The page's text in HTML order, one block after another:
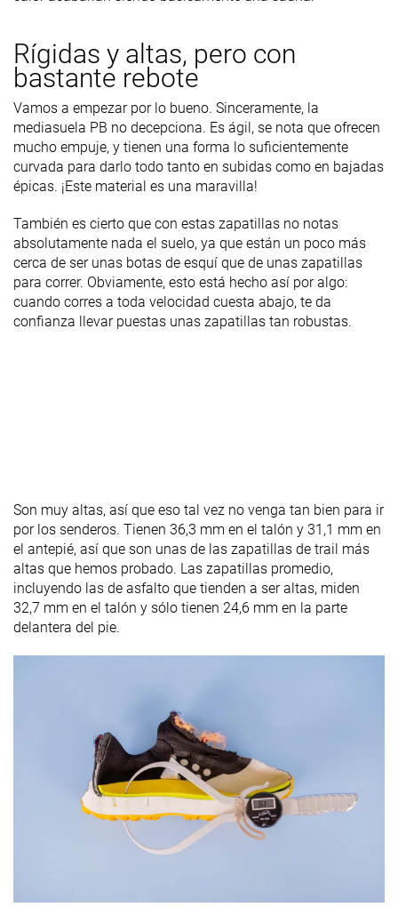
Rígidas y altas, pero con
bastante rebote
Vamos a empezar por lo bueno. Sinceramente, la
mediasuela PB no decepciona. Es ágil, se nota que ofrecen
mucho empuje, y tienen una forma lo suficientemente
curvada para darlo todo tanto en subidas como en bajadas
épicas. ¡Este material es una maravilla!
También es cierto que con estas zapatillas no notas
absolutamente nada el suelo, ya que están un poco más
cerca de ser unas botas de esquí que de unas zapatillas
para correr. Obviamente, esto está hecho así por algo:
cuando corres a toda velocidad cuesta abajo, te da
confianza llevar puestas unas zapatillas tan robustas.
Son muy altas, así que eso tal vez no venga tan bien para ir
por los senderos. Tienen 36,3 mm en el talón y 31,1 mm en
el antepié, así que son unas de las zapatillas de trail más
altas que hemos probado. Las zapatillas promedio,
incluyendo las de asfalto que tienden a ser altas, miden
32,7 mm en el talón y sólo tienen 24,6 mm en la parte
delantera del pie.